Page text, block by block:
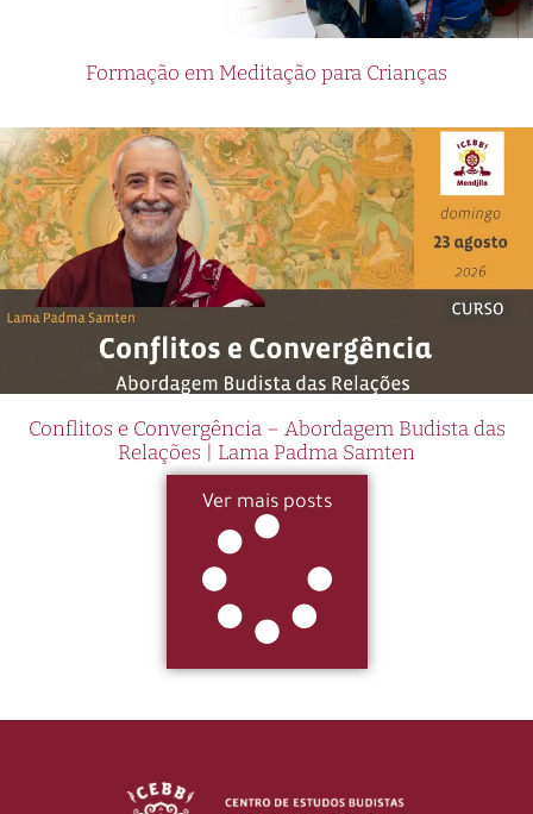
Formação em Meditação para Crianças
Conflitos e Convergência – Abordagem Budista das
Relações | Lama Padma Samten
Ver mais posts